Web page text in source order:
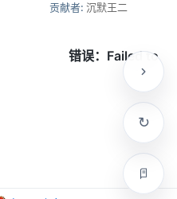
贡献者: 沉默王二